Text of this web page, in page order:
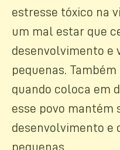
estresse tóxico na
um mal estar que
desenvolvimento e
pequenas.
quando coloca em
esse povo mantém
desenvolvimento e
pequenas.